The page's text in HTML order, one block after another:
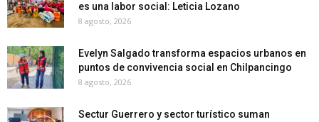
es una labor social: Leticia Lozano
8 agosto, 2026
Evelyn Salgado transforma espacios urbanos en
puntos de convivencia social en Chilpancingo
8 agosto, 2026
Sectur Guerrero y sector turístico suman